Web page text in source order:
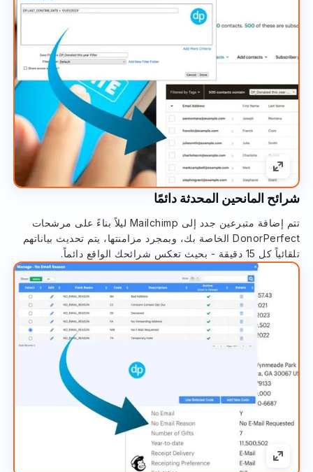
شرائح المانحين المحدثة دائمًا
تتم إضافة متبرعين جدد إلى Mailchimp ليلاً بناءً على مرشحات
DonorPerfect الخاصة بك، وبمجرد مزامنتها، يتم تحديث بياناتهم
تلقائياً كل 15 دقيقة - بحيث تعكس شرائحك الواقع دائماً.